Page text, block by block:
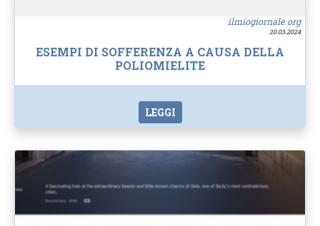
ilmiogiornale.org
20.03.2024
ESEMPI DI SOFFERENZA A CAUSA DELLA
POLIOMIELITE
LEGGI